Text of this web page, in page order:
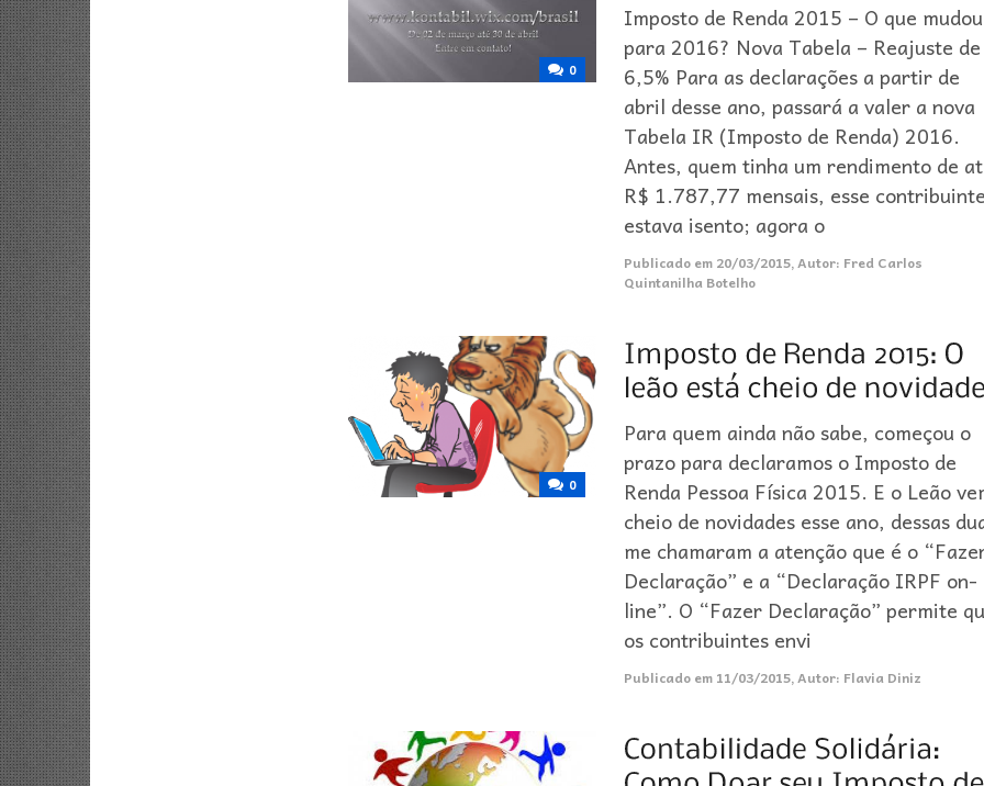
0
Imposto de Renda 2015 – O que mudou
para 2016? Nova Tabela – Reajuste de
6,5% Para as declarações a partir de
abril desse ano, passará a valer a nova
Tabela IR (Imposto de Renda) 2016.
Antes, quem tinha um rendimento de
R$ 1.787,77 mensais, esse
estava isento; agora o
Publicado em 20/03/2015,Autor: Fred Carlos
Quintanilha Botelho
0
Para quem ainda não sabe, começou o
prazo para declaramos o Imposto de
Renda Pessoa Física 2015. E o Leão
cheio de novidades esse ano, dessas
me chamaram a atenção que é o
Declaração” e a “Declaração IRPF on-
line”. O “Fazer Declaração” permite
os contribuintes envi
Publicado em 11/03/2015,Autor: Flavia Diniz